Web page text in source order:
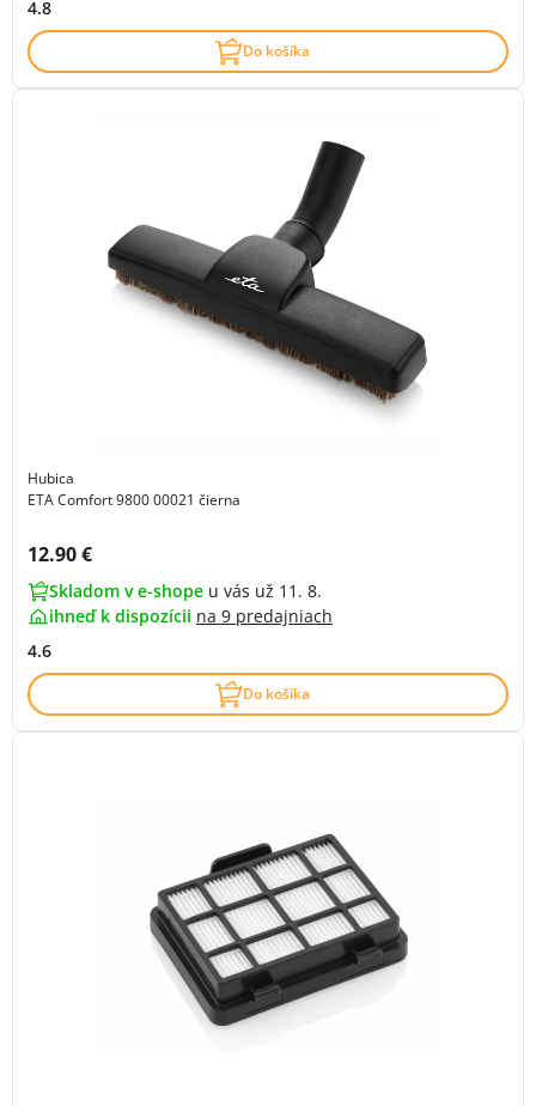
4.8
Do košíka
Hubica
ETA Comfort 9800 00021 čierna
Cena s DPH:
12.90 €
Skladom v e-shope u vás už 11. 8.
ihneď k dispozícii na 9 predajniach
4.6
Do košíka